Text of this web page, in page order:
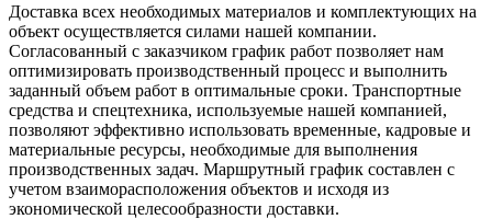
Доставка всех необходимых материалов и комплектующих на
объект осуществляется силами нашей компании.
Согласованный с заказчиком график работ позволяет нам
оптимизировать производственный процесс и выполнить
заданный объем работ в оптимальные сроки. Транспортные
средства и спецтехника, используемые нашей компанией,
позволяют эффективно использовать временные, кадровые и
материальные ресурсы, необходимые для выполнения
производственных задач. Маршрутный график составлен с
учетом взаиморасположения объектов и исходя из
экономической целесообразности доставки.